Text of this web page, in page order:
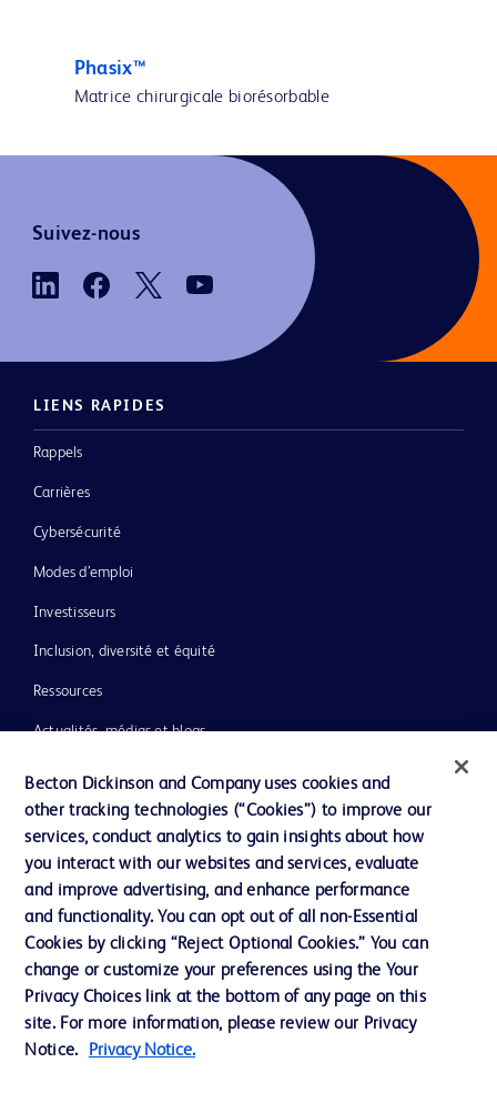
Phasix™
Matrice chirurgicale biorésorbable
Suivez-nous
LIENS RAPIDES
Rappels
Carrières
Cybersécurité
Modes d’emploi
Investisseurs
Inclusion, diversité et équité
Ressources
Actualités, médias et blogs
Ethique et conformité
Nous contacter
Paramètres des cookies
Charte de Protection des Données Personnelles
Conditions d'utlisation
Becton Dickinson and Company uses cookies and
other tracking technologies (“Cookies”) to improve our
services, conduct analytics to gain insights about how
you interact with our websites and services, evaluate
and improve advertising, and enhance performance
and functionality. You can opt out of all non-Essential
Cookies by clicking “Reject Optional Cookies.” You can
change or customize your preferences using the Your
Privacy Choices link at the bottom of any page on this
site. For more information, please review our Privacy
Notice.
Privacy Notice.